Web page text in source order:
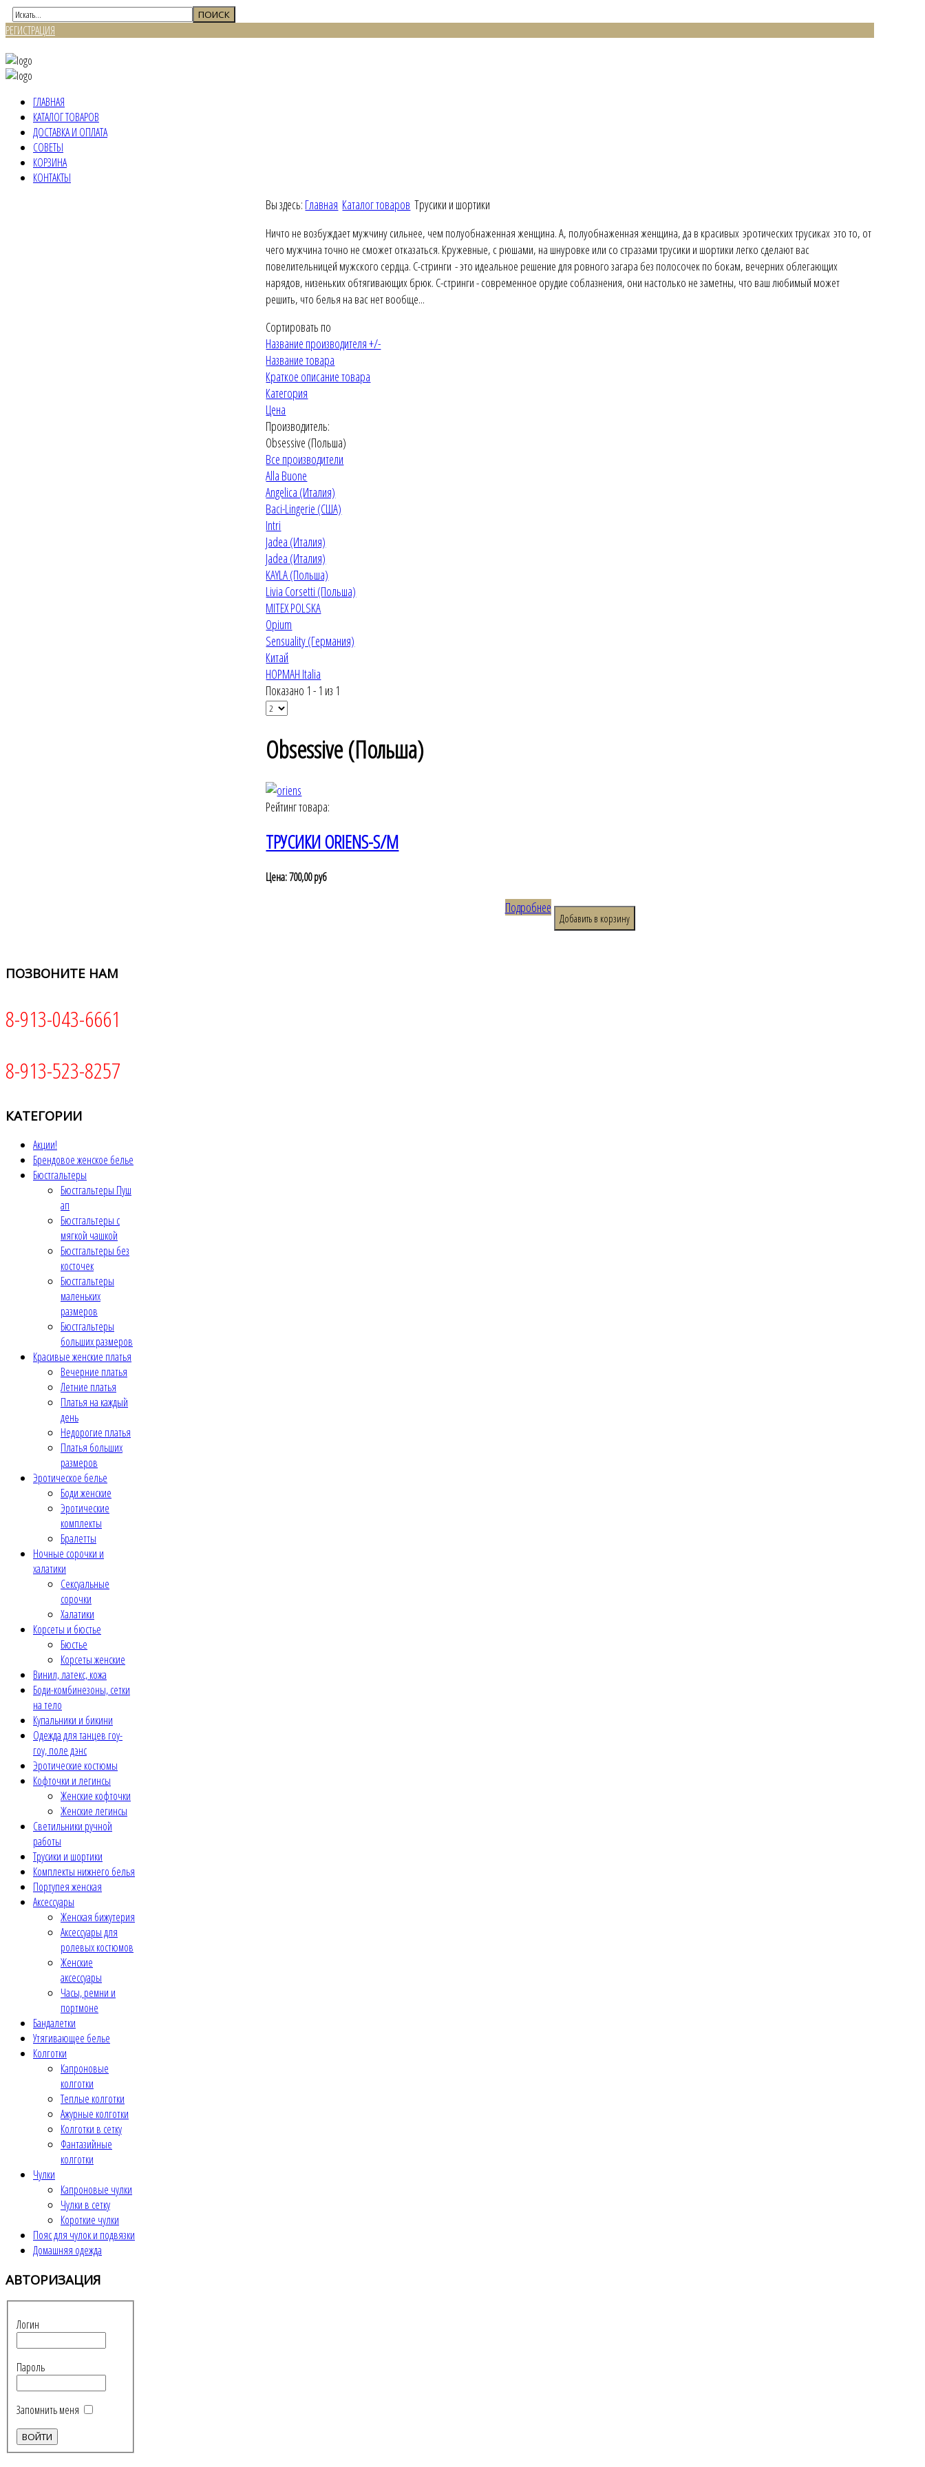
РЕГИСТРАЦИЯ
ГЛАВНАЯ
КАТАЛОГ ТОВАРОВ
ДОСТАВКА И ОПЛАТА
СОВЕТЫ
КОРЗИНА
КОНТАКТЫ
Вы здесь: Главная Каталог товаров Трусики и шортики
Ничто не возбуждает мужчину сильнее, чем полуобнаженная женщина. А, полуобнаженная женщина, да в красивых эротических трусиках это то, от
чего мужчина точно не сможет отказаться. Кружевные, с рюшами, на шнуровке или со стразами трусики и шортики легко сделают вас
повелительницей мужского сердца. С-стринги - это идеальное решение для ровного загара без полосочек по бокам, вечерних облегающих
нарядов, низеньких обтягивающих брюк. С-стринги - современное орудие соблазнения, они настолько не заметны, что ваш любимый может
решить, что белья на вас нет вообще...
Сортировать по
Название производителя +/-
Название товара
Краткое описание товара
Категория
Цена
Производитель:
Obsessive (Польша)
Все производители
Alla Buone
Angelica (Италия)
Baci-Lingerie (США)
Intri
Jadea (Италия)
Jadea (Италия)
KAYLA (Польша)
Livia Corsetti (Польша)
MITEX POLSKA
Opium
Sensuality (Германия)
Китай
НОРМАН Italia
Показано 1 - 1 из 1
Obsessive (Польша)
Рейтинг товара:
ТРУСИКИ ORIENS-S/M
Цена:700,00 руб
Подробнее
ПОЗВОНИТЕ НАМ
8-913-043-6661
8-913-523-8257
КАТЕГОРИИ
Акции!
Брендовое женское белье
Бюстгальтеры
Бюстгальтеры Пуш
ап
Бюстгальтеры с
мягкой чашкой
Бюстгальтеры без
косточек
Бюстгальтеры
маленьких
размеров
Бюстгальтеры
больших размеров
Красивые женские платья
Вечерние платья
Летние платья
Платья на каждый
день
Недорогие платья
Платья больших
размеров
Эротическое белье
Боди женские
Эротические
комплекты
Бралетты
Ночные сорочки и
халатики
Сексуальные
сорочки
Халатики
Корсеты и бюстье
Бюстье
Корсеты женские
Винил, латекс, кожа
Боди-комбинезоны, сетки
на тело
Купальники и бикини
Одежда для танцев гоу-
гоу, поле дэнс
Эротические костюмы
Кофточки и легинсы
Женские кофточки
Женские легинсы
Светильники ручной
работы
Трусики и шортики
Комплекты нижнего белья
Портупея женская
Аксессуары
Женская бижутерия
Аксессуары для
ролевых костюмов
Женские
аксессуары
Часы, ремни и
портмоне
Бандалетки
Утягивающее белье
Колготки
Капроновые
колготки
Теплые колготки
Ажурные колготки
Колготки в сетку
Фантазийные
колготки
Чулки
Капроновые чулки
Чулки в сетку
Короткие чулки
Пояс для чулок и подвязки
Домашняя одежда
АВТОРИЗАЦИЯ
Логин
Пароль
Запомнить меня